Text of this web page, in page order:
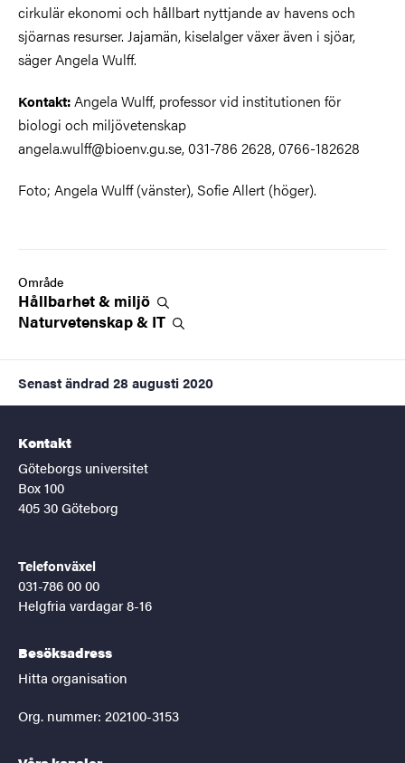
cirkulär ekonomi och hållbart nyttjande av havens och
sjöarnas resurser. Jajamän, kiselalger växer även i sjöar,
säger Angela Wulff.
Kontakt: Angela Wulff, professor vid institutionen för
biologi och miljövetenskap
angela.wulff@bioenv.gu.se, 031-786 2628, 0766-182628
Foto; Angela Wulff (vänster), Sofie Allert (höger).
Område
Hållbarhet & miljö
Naturvetenskap & IT
Senast ändrad 28 augusti 2020
Kontakt
Göteborgs universitet
Box 100
405 30 Göteborg
Telefonväxel
031-786 00 00
Helgfria vardagar 8-16
Besöksadress
Hitta organisation
Org. nummer: 202100-3153